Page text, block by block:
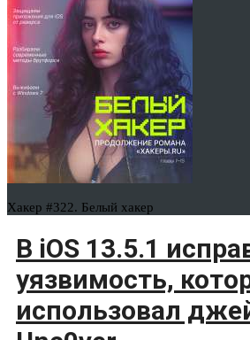
Хакер #322. Белый хакер
В iOS 13.5.1
уязвимость,
использовал